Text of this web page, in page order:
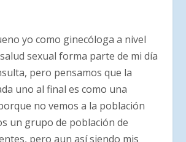
yo como ginecóloga a nivel
sexual forma parte de mi día
pero pensamos que la
uno al final es como una
no vemos a la población
un grupo de población de
pero aun así siendo mis